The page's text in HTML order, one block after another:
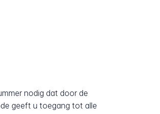
nodig dat door de
geeft u toegang tot alle